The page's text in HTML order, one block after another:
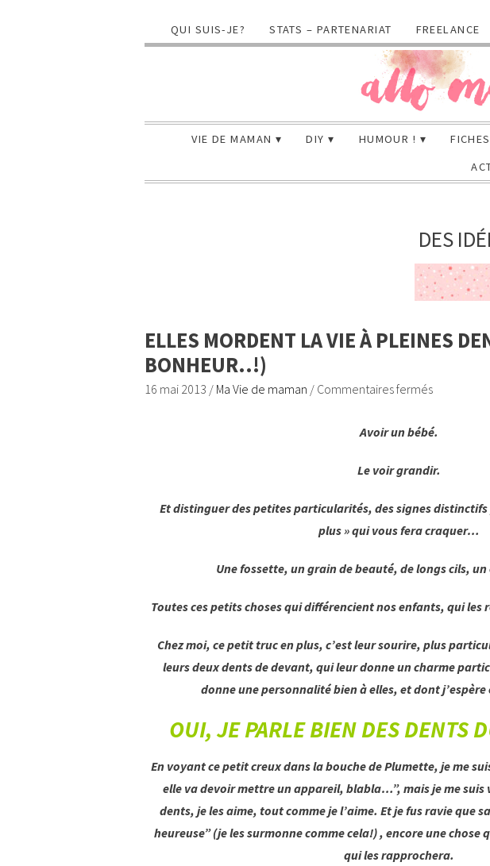
QUI SUIS-JE? STATS – PARTENARIAT FREELANCE
VIE DE MAMAN DIY HUMOUR ! FICHES
DES
ELLES MORDENT LA VIE À PLEINES
BONHEUR..!)
16 mai 2013 / Ma Vie de maman / Commentaires fermés
Avoir un bébé.
Le voir grandir.
Et distinguer des petites particularités, des signes
plus » qui vous fera craquer…
Une fossette, un grain de beauté, de longs cils,
Toutes ces petits choses qui différencient nos enfants, qui
Chez moi, ce petit truc en plus, c’est leur sourire, plus
leurs deux dents de devant, qui leur donne un charme
donne une personnalité bien à elles, et dont
OUI, JE PARLE BIEN DES DENTS
En voyant ce petit creux dans la bouche de Plumette, je me
elle va devoir mettre un appareil, blabla…”, mais je me suis
dents, je les aime, tout comme je l’aime. Et je fus ravie que
heureuse” (je les surmonne comme cela!) , encore une
qui les rapprochera.